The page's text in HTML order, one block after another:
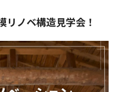
ノベ構造見学会！